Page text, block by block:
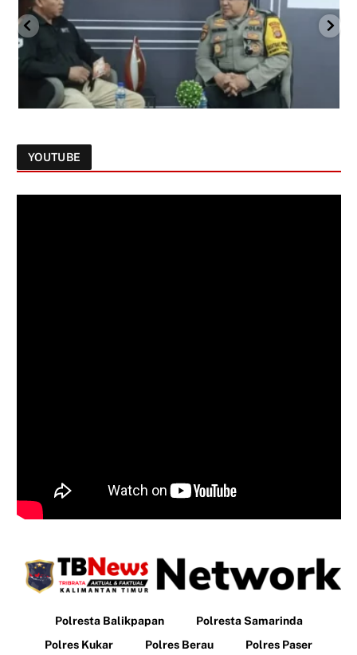
YOUTUBE
Polresta Balikpapan
Polresta Samarinda
Polres Kukar
Polres Berau Polres Paser